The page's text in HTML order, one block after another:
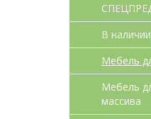
В наличии
Мебель
Мебель
массива